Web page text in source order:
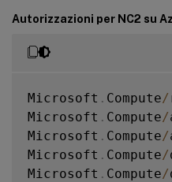
Autorizzazioni per NC2 su
Microsoft . Compute/
Microsoft . Compute/
Microsoft . Compute/
Microsoft . Compute/
Microsoft . Compute/